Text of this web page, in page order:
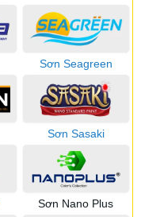
Sơn Seagreen
Sơn Sasaki
Sơn Nano Plus